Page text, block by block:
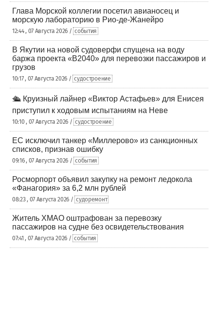
Глава Морской коллегии посетил авианосец и
морскую лабораторию в Рио-де-Жанейро
12:44 , 07 Августа 2026 / события
В Якутии на новой судоверфи спущена на воду
баржа проекта «В2040» для перевозки пассажиров и
грузов
10:17 , 07 Августа 2026 / судостроение
🛳️ Круизный лайнер «Виктор Астафьев» для Енисея
приступил к ходовым испытаниям на Неве
10:10 , 07 Августа 2026 / судостроение
ЕС исключил танкер «Миллерово» из санкционных
списков, признав ошибку
09:16 , 07 Августа 2026 / события
Росморпорт объявил закупку на ремонт ледокола
«Фанагория» за 6,2 млн рублей
08:23 , 07 Августа 2026 / судоремонт
Житель ХМАО оштрафован за перевозку
пассажиров на судне без освидетельствования
07:41 , 07 Августа 2026 / события